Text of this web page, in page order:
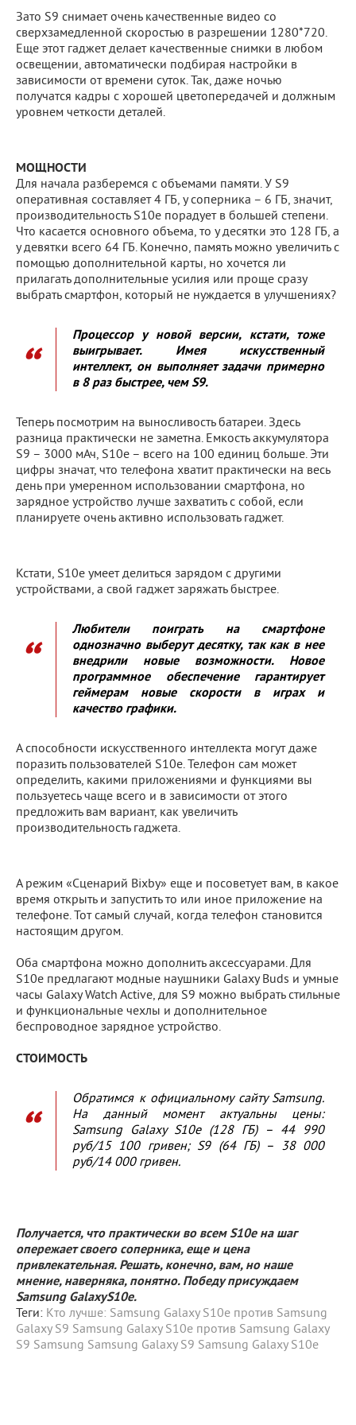
Зато S9 снимает очень качественные видео со
сверхзамедленной скоростью в разрешении 1280*720.
Еще этот гаджет делает качественные снимки в любом
освещении, автоматически подбирая настройки в
зависимости от времени суток. Так, даже ночью
получатся кадры с хорошей цветопередачей и должным
уровнем четкости деталей.
МОЩНОСТИ
Для начала разберемся с объемами памяти. У S9
оперативная составляет 4 ГБ, у соперника – 6 ГБ, значит,
производительность S10e порадует в большей степени.
Что касается основного объема, то у десятки это 128 ГБ, а
у девятки всего 64 ГБ. Конечно, память можно увеличить с
помощью дополнительной карты, но хочется ли
прилагать дополнительные усилия или проще сразу
выбрать смартфон, который не нуждается в улучшениях?
Процессор у новой версии, кстати, тоже
выигрывает. Имея искусственный
интеллект, он выполняет задачи примерно
в 8 раз быстрее, чем S9.
Теперь посмотрим на выносливость батареи. Здесь
разница практически не заметна. Емкость аккумулятора
S9 – 3000 мАч, S10e – всего на 100 единиц больше. Эти
цифры значат, что телефона хватит практически на весь
день при умеренном использовании смартфона, но
зарядное устройство лучше захватить с собой, если
планируете очень активно использовать гаджет.
Кстати, S10e умеет делиться зарядом с другими
устройствами, а свой гаджет заряжать быстрее.
Любители поиграть на смартфоне
однозначно выберут десятку, так как в нее
внедрили новые возможности. Новое
программное обеспечение гарантирует
геймерам новые скорости в играх и
качество графики.
А способности искусственного интеллекта могут даже
поразить пользователей S10e. Телефон сам может
определить, какими приложениями и функциями вы
пользуетесь чаще всего и в зависимости от этого
предложить вам вариант, как увеличить
производительность гаджета.
А режим «Сценарий Bixby» еще и посоветует вам, в какое
время открыть и запустить то или иное приложение на
телефоне. Тот самый случай, когда телефон становится
настоящим другом.
Оба смартфона можно дополнить аксессуарами. Для
S10e предлагают модные наушники Galaxy Buds и умные
часы Galaxy Watch Active, для S9 можно выбрать стильные
и функциональные чехлы и дополнительное
беспроводное зарядное устройство.
СТОИМОСТЬ
Обратимся к официальному сайту Samsung.
На данный момент актуальны цены:
Samsung Galaxy S10e (128 ГБ) – 44 990
руб/15 100 гривен; S9 (64 ГБ) – 38 000
руб/14 000 гривен.
Получается, что практически во всем S10e на шаг
опережает своего соперника, еще и цена
привлекательная. Решать, конечно, вам, но наше
мнение, наверняка, понятно. Победу присуждаем
Samsung GalaxyS10e.
Теги: Кто лучше: Samsung Galaxy S10e против Samsung
Galaxy S9 Samsung Galaxy S10e против Samsung Galaxy
S9 Samsung Samsung Galaxy S9 Samsung Galaxy S10e